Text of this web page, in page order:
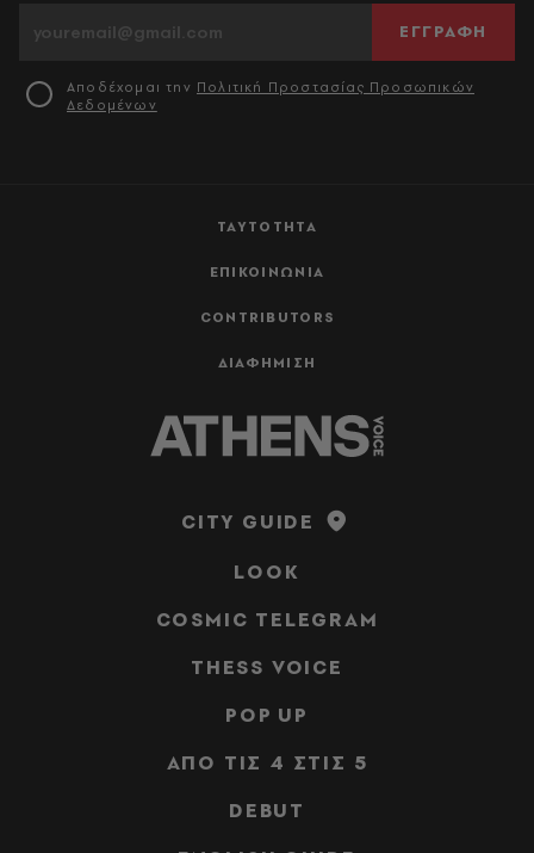
ΤΑΥΤΟΤΗΤΑ
ΕΠΙΚΟΙΝΩΝΙΑ
CONTRIBUTORS
ΔΙΑΦΗΜΙΣΗ
ΕΓΓΡΑΦΗ
Αποδέχομαι την Πολιτική Προστασίας Προσωπικών
Δεδομένων
CITY GUIDE
LOOK
COSMIC TELEGRAM
THESS VOICE
POP UP
ΑΠΟ ΤΙΣ 4 ΣΤΙΣ 5
DEBUT